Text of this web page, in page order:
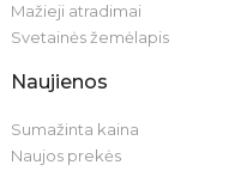
Mažieji atradimai
Svetainės žemėlapis
Naujienos
Sumažinta kaina
Naujos prekės